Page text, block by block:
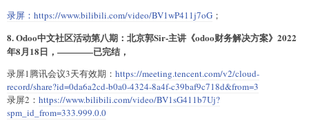
录屏： https://www.bilibili.com/video/BV1wP411j7oG ；
8. Odoo中文社区活动第八期：北京郭Sir-主讲《odoo财务解决方案》2022
年8月18日，————已完结，
录屏1腾讯会议3天有效期： https://meeting.tencent.com/v2/cloud-
record/share?id=0da6a2cd-b0a0-4324-8a4f-c39baf9c718d&from=3
录屏2： https://www.bilibili.com/video/BV1sG411b7Uj?
spm_id_from=333.999.0.0